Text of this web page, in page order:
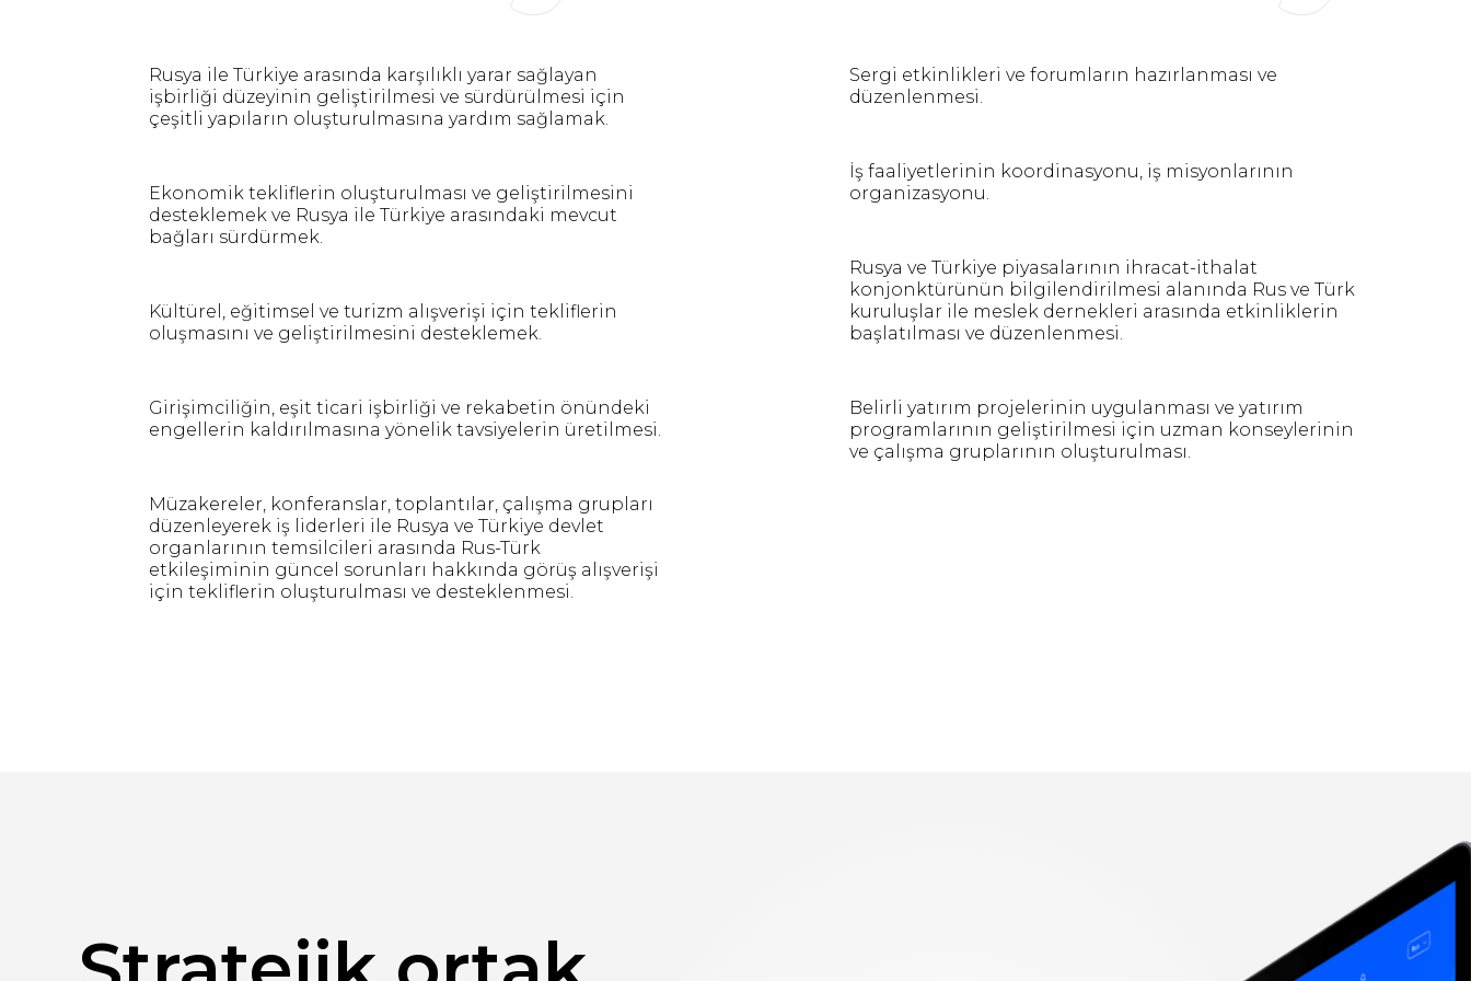
Rusya ile Türkiye arasında karşılıklı yarar sağlayan
işbirliği düzeyinin geliştirilmesi ve sürdürülmesi için
çeşitli yapıların oluşturulmasına yardım sağlamak.
Ekonomik tekliflerin oluşturulması ve geliştirilmesini
desteklemek ve Rusya ile Türkiye arasındaki mevcut
bağları sürdürmek.
Kültürel, eğitimsel ve turizm alışverişi için tekliflerin
oluşmasını ve geliştirilmesini desteklemek.
Girişimciliğin, eşit ticari işbirliği ve rekabetin önündeki
engellerin kaldırılmasına yönelik tavsiyelerin üretilmesi.
Müzakereler, konferanslar, toplantılar, çalışma grupları
düzenleyerek iş liderleri ile Rusya ve Türkiye devlet
organlarının temsilcileri arasında Rus-Türk
etkileşiminin güncel sorunları hakkında görüş alışverişi
için tekliflerin oluşturulması ve desteklenmesi.
Sergi etkinlikleri ve forumların hazırlanması ve
düzenlenmesi.
İş faaliyetlerinin koordinasyonu, iş misyonlarının
organizasyonu.
Rusya ve Türkiye piyasalarının ihracat-ithalat
konjonktürünün bilgilendirilmesi alanında Rus ve Türk
kuruluşlar ile meslek dernekleri arasında etkinliklerin
başlatılması ve düzenlenmesi.
Belirli yatırım projelerinin uygulanması ve yatırım
programlarının geliştirilmesi için uzman konseylerinin
ve çalışma gruplarının oluşturulması.